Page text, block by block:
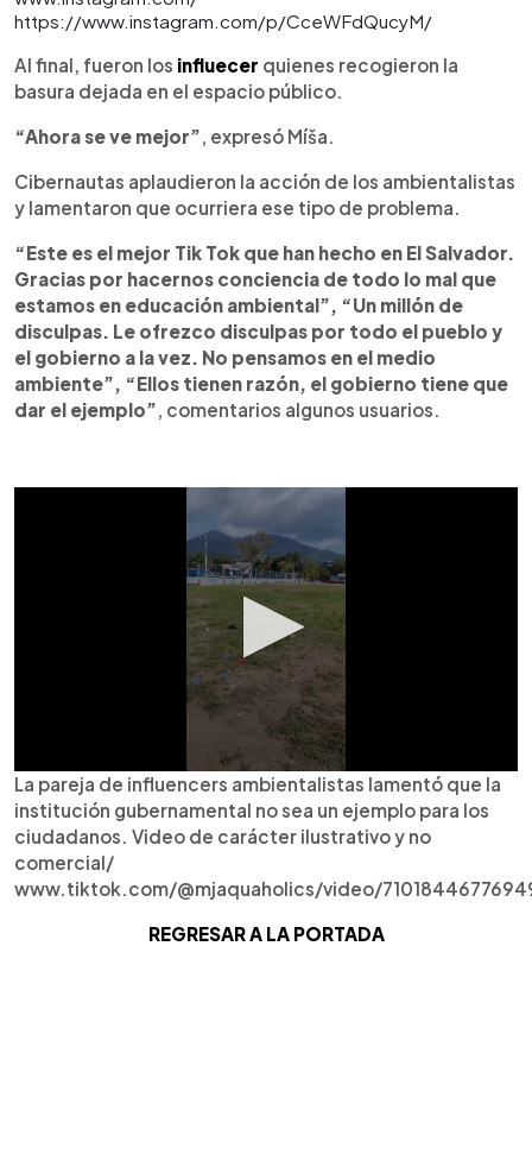
https://www.instagram.com/p/CceWFdQucyM/
Al final, fueron los influecer quienes recogieron la
basura dejada en el espacio público.
“Ahora se ve mejor”, expresó Míša.
Cibernautas aplaudieron la acción de los ambientalistas
y lamentaron que ocurriera ese tipo de problema.
“Este es el mejor Tik Tok que han hecho en El Salvador.
Gracias por hacernos conciencia de todo lo mal que
estamos en educación ambiental”, “Un millón de
disculpas. Le ofrezco disculpas por todo el pueblo y
el gobierno a la vez. No pensamos en el medio
ambiente”, “Ellos tienen razón, el gobierno tiene que
dar el ejemplo”, comentarios algunos usuarios.
La pareja de influencers ambientalistas lamentó que la
institución gubernamental no sea un ejemplo para los
ciudadanos. Video de carácter ilustrativo y no
comercial/
www.tiktok.com/@mjaquaholics/video/
REGRESAR A LA PORTADA